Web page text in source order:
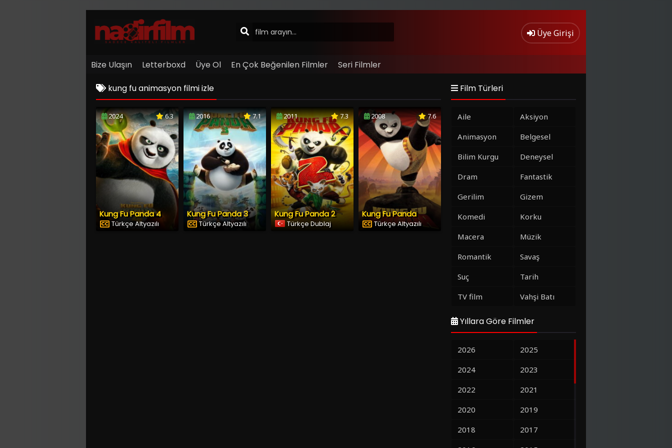
Üye Girişi
Bize Ulaşın Letterboxd Üye Ol En Çok Beğenilen Filmler Seri Filmler
kung fu animasyon filmi izle
2024 6.3
Kung Fu Panda 4
Türkçe Altyazılı
2016 7.1
Kung Fu Panda 3
Türkçe Altyazılı
2011 7.3
Kung Fu Panda 2
Türkçe Dublaj
2008 7.6
Kung Fu Panda
Türkçe Altyazılı
Film Türleri
Aile
Aksiyon
Animasyon
Belgesel
Bilim Kurgu
Deneysel
Dram
Fantastik
Gerilim
Gizem
Komedi
Korku
Macera
Müzik
Romantik
Savaş
Suç
Tarih
TV film
Vahşi Batı
Yıllara Göre Filmler
2026
2025
2024
2023
2022
2021
2020
2019
2018
2017